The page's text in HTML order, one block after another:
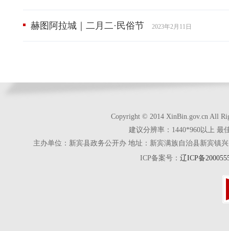
赫图阿拉城｜二月二·民俗节 2023年2月11日
Copyright © 2014 XinBin.gov.cn All
建议分辨率：1440*960以上 最
主办单位：新宾县政务公开办 地址：新宾满族自治县新宾镇
ICP备案号： 辽ICP备